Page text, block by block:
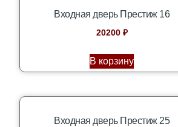
Входная дверь Престиж 16
20200 ₽
В корзину
Входная дверь Престиж 25